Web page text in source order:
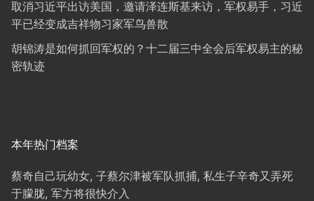
取消习近平出访美国，邀请泽连斯基来访，军权易手，习近
平已经变成吉祥物习家军鸟兽散
胡锦涛是如何抓回军权的？十二届三中全会后军权易主的秘
密轨迹
本年热门档案
蔡奇自己玩幼女, 子蔡尔津被军队抓捕, 私生子辛奇又弄死
于朦胧, 军方将很快介入